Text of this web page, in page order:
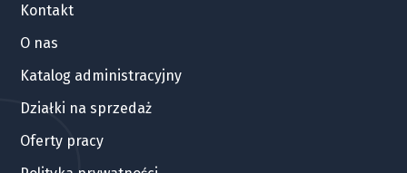
Kontakt
O nas
Katalog administracyjny
Działki na sprzedaż
Oferty pracy